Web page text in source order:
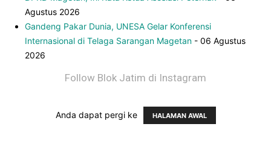
Agustus 2026
Gandeng Pakar Dunia, UNESA Gelar Konferensi
Internasional di Telaga Sarangan Magetan - 06 Agustus
2026
Follow Blok Jatim di Instagram
Anda dapat pergi ke HALAMAN AWAL